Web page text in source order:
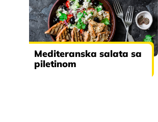
Mediteranska salata sa
piletinom